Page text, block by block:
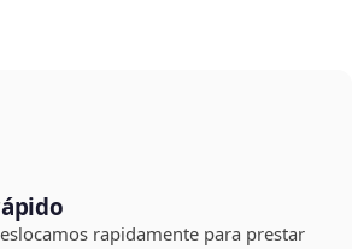
rapidamente para prestar